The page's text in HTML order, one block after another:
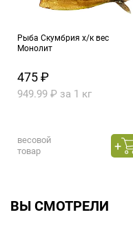
Рыба Скумбрия х/к вес
Монолит
475 ₽
949.99 ₽ за 1 кг
весовой
товар
ВЫ СМОТРЕЛИ